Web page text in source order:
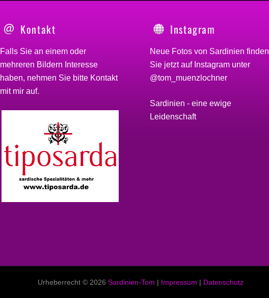
Kontakt
Falls Sie an einem oder
mehreren Bildern Interesse
haben, nehmen Sie bitte Kontakt
mit mir auf.
Instagram
Neue Fotos von Sardinien finden
Sie jetzt auf Instagram unter
@tom_muenzlochner
Sardinien - eine ewige
Leidenschaft
Urheberrecht © 2026 Sardinien-Tom | Impressum | Datenschutz